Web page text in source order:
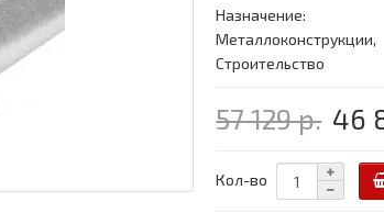
Назначение:
Металлоконструкции,
Строительство
57 129 р. 46
Кол-во